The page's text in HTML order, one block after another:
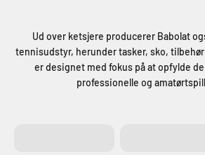
Ud over ketsjere producerer Babolat
tennisudstyr, herunder tasker, sko,
er designet med fokus på at opfylde
professionelle og